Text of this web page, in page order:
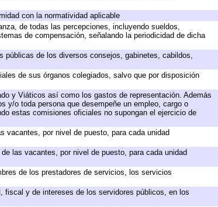
con la normatividad aplicable
de todas las percepciones, incluyendo sueldos,
de compensación, señalando la periodicidad de dicha
públicas de los diversos consejos, gabinetes, cabildos,
de sus órganos colegiados, salvo que por disposición
y Viáticos así como los gastos de representación. Además
y/o toda persona que desempeñe un empleo, cargo o
estas comisiones oficiales no supongan el ejercicio de
vacantes, por nivel de puesto, para cada unidad
las vacantes, por nivel de puesto, para cada unidad
de los prestadores de servicios, los servicios
fiscal y de intereses de los servidores públicos, en los